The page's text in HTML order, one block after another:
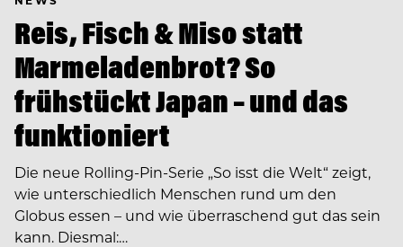
Reis, Fisch & Miso statt
Marmeladenbrot? So
frühstückt Japan – und das
funktioniert
Die neue Rolling-Pin-Serie „So isst die Welt“ zeigt,
wie unterschiedlich Menschen rund um den
Globus essen – und wie überraschend gut das sein
kann. Diesmal:…